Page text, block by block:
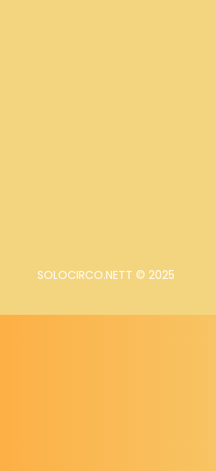
SOLOCIRCO.NETT © 2025